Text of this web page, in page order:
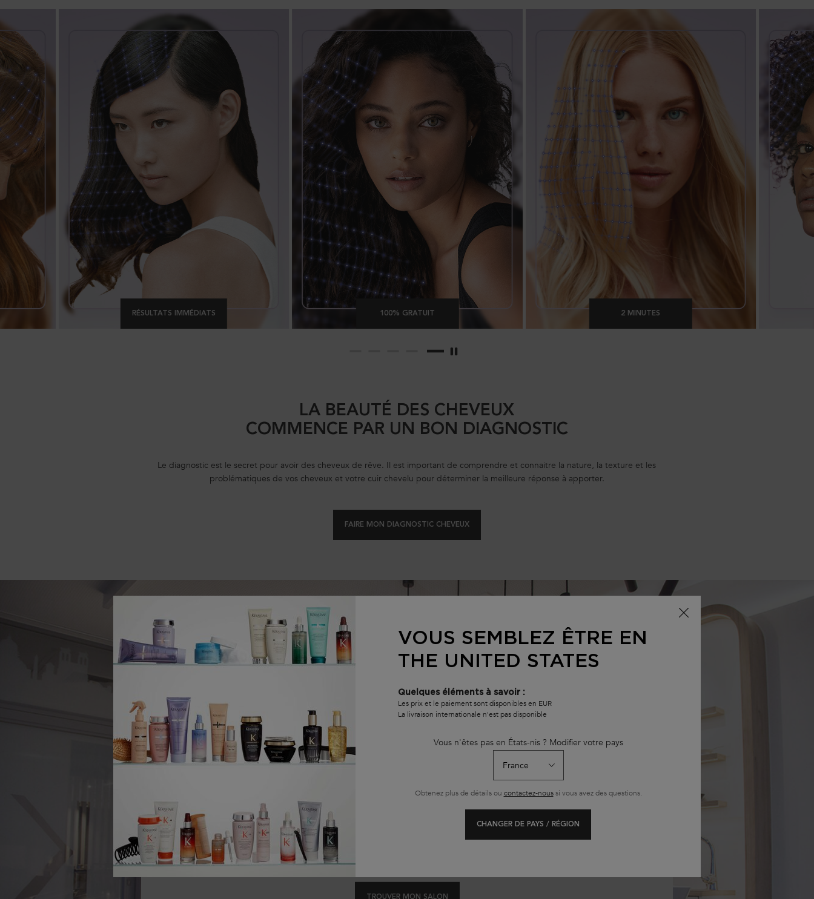
RÉSULTATS IMMÉDIATS 100% GRATUIT 2 MINUTES
LA BEAUTÉ DES CHEVEUX
COMMENCE PAR UN BON DIAGNOSTIC
Le diagnostic est le secret pour avoir des cheveux de rêve. Il est important de comprendre et connaitre la nature, la texture et les
problématiques de vos cheveux et votre cuir chevelu pour déterminer la meilleure réponse à apporter.
FAIRE MON DIAGNOSTIC CHEVEUX
LE MEILLEUR DIAGNOSTIC
Votre coiffeur partenaire Kérastase est formé pour dresser le meilleur diagnostic de vos cheveux. Grâce à des questions et
un examen du cuir chevelu et de vos cheveux, il vous conseillera les meilleurs soins capillaires.
TROUVER MON SALON
VOUS SEMBLEZ ÊTRE EN
THE UNITED STATES
Quelques éléments à savoir :
Les prix et le paiement sont disponibles en EUR
La livraison internationale n'est pas disponible
Vous n'êtes pas en États-nis ? Modifier votre pays
Obtenez plus de détails ou contactez-noussi vous avez des questions.
CHANGER DE PAYS / RÉGION